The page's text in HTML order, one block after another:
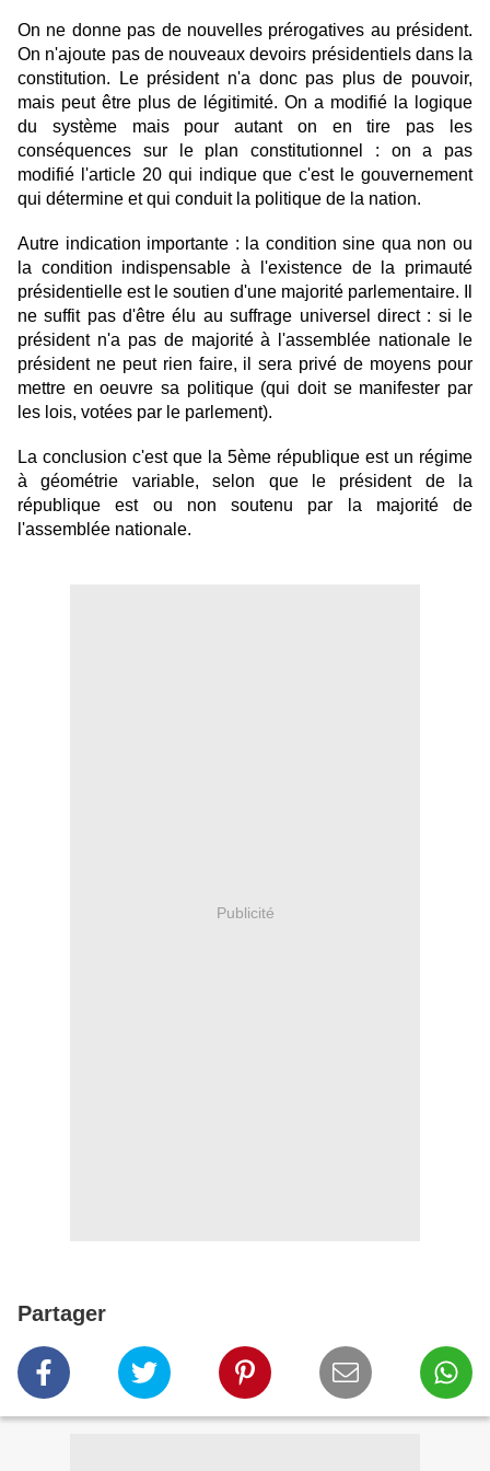
On ne donne pas de nouvelles prérogatives au président.
On n'ajoute pas de nouveaux devoirs présidentiels dans la
constitution. Le président n'a donc pas plus de pouvoir,
mais peut être plus de légitimité. On a modifié la logique
du système mais pour autant on en tire pas les
conséquences sur le plan constitutionnel : on a pas
modifié l'article 20 qui indique que c'est le gouvernement
qui détermine et qui conduit la politique de la nation.
Autre indication importante : la condition sine qua non ou
la condition indispensable à l'existence de la primauté
présidentielle est le soutien d'une majorité parlementaire. Il
ne suffit pas d'être élu au suffrage universel direct : si le
président n'a pas de majorité à l'assemblée nationale le
président ne peut rien faire, il sera privé de moyens pour
mettre en oeuvre sa politique (qui doit se manifester par
les lois, votées par le parlement).
La conclusion c'est que la 5ème république est un régime
à géométrie variable, selon que le président de la
république est ou non soutenu par la majorité de
l'assemblée nationale.
Publicité
Partager